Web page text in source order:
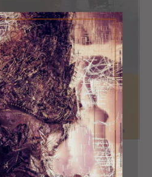
Tiga Bhucari
ORGANIC MIND